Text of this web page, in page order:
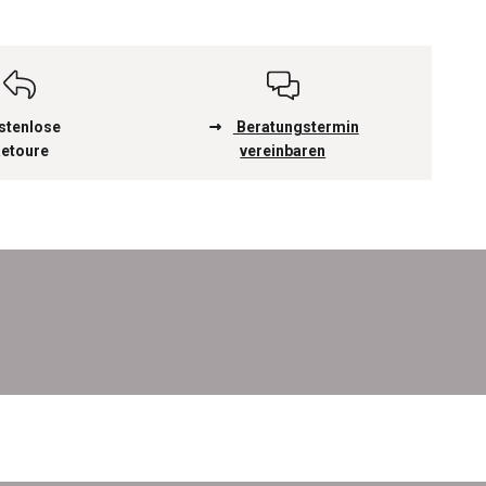
Beratungstermin
vereinbaren